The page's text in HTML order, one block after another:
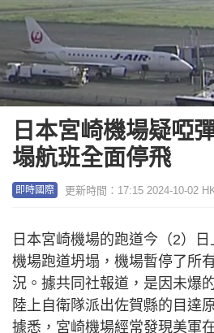
日本宮崎機場疑啞
塌航班全面停飛
即時國際 更新時間：17:15 2024-10-02
日本宮崎機場的跑道今（2）
機場跑道坍塌，機場暫停了所
況。據共同社報道，是因未爆
陸上自衛隊派出佐賀縣的目達
據悉，宮崎機場經常發現美軍